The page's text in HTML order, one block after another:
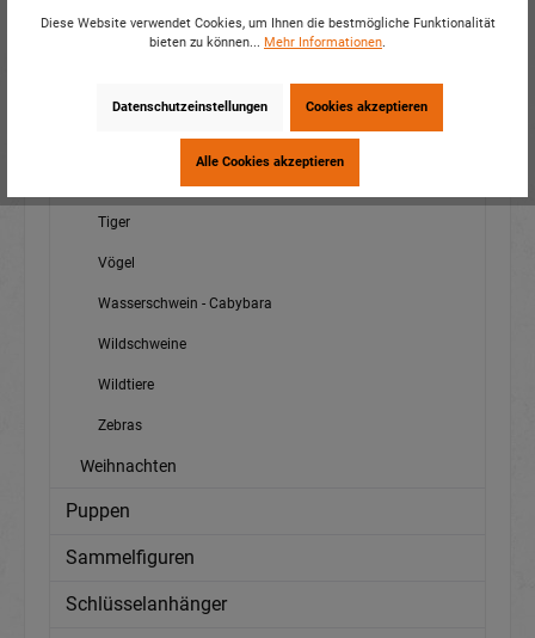
See-/Meerestiere
Spinnen
Tiger
Vögel
Wasserschwein - Cabybara
Wildschweine
Wildtiere
Zebras
Weihnachten
Puppen
Sammelfiguren
Schlüsselanhänger
Diese Website verwendet Cookies, um Ihnen die bestmögliche Funktionalität
bieten zu können... Mehr Informationen.
Datenschutzeinstellungen Cookies akzeptieren
Alle Cookies akzeptieren